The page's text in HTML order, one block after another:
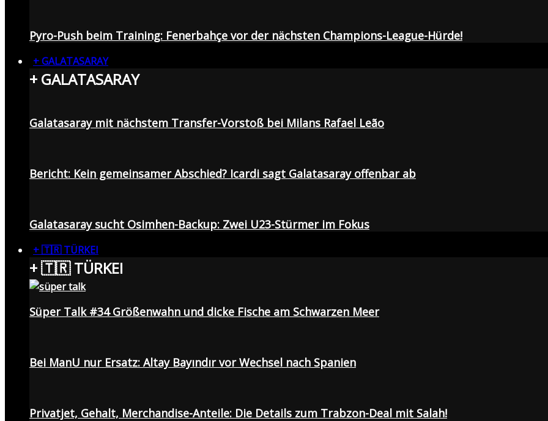
Pyro-Push beim Training: Fenerbahçe vor der nächsten Champions-League-Hürde!
+ GALATASARAY
+ GALATASARAY
Galatasaray mit nächstem Transfer-Vorstoß bei Milans Rafael Leão
Bericht: Kein gemeinsamer Abschied? Icardi sagt Galatasaray offenbar ab
Galatasaray sucht Osimhen-Backup: Zwei U23-Stürmer im Fokus
+ 🇹🇷 TÜRKEI
+ 🇹🇷 TÜRKEI
Süper Talk #34 Größenwahn und dicke Fische am Schwarzen Meer
Bei ManU nur Ersatz: Altay Bayındır vor Wechsel nach Spanien
Privatjet, Gehalt, Merchandise-Anteile: Die Details zum Trabzon-Deal mit Salah!